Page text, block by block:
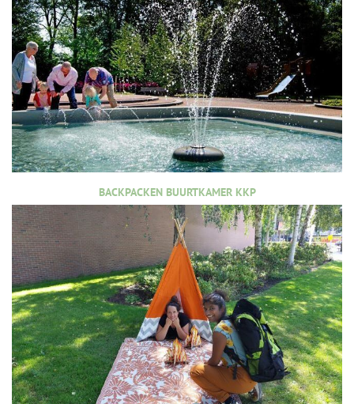
BACKPACKEN BUURTKAMER KKP